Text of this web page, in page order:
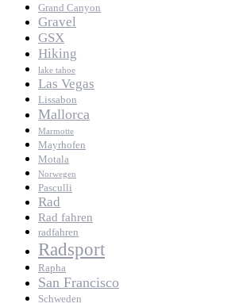
Grand Canyon
Gravel
GSX
Hiking
lake tahoe
Las Vegas
Lissabon
Mallorca
Marmotte
Mayrhofen
Motala
Norwegen
Pasculli
Rad
Rad fahren
radfahren
Radsport
Rapha
San Francisco
Schweden